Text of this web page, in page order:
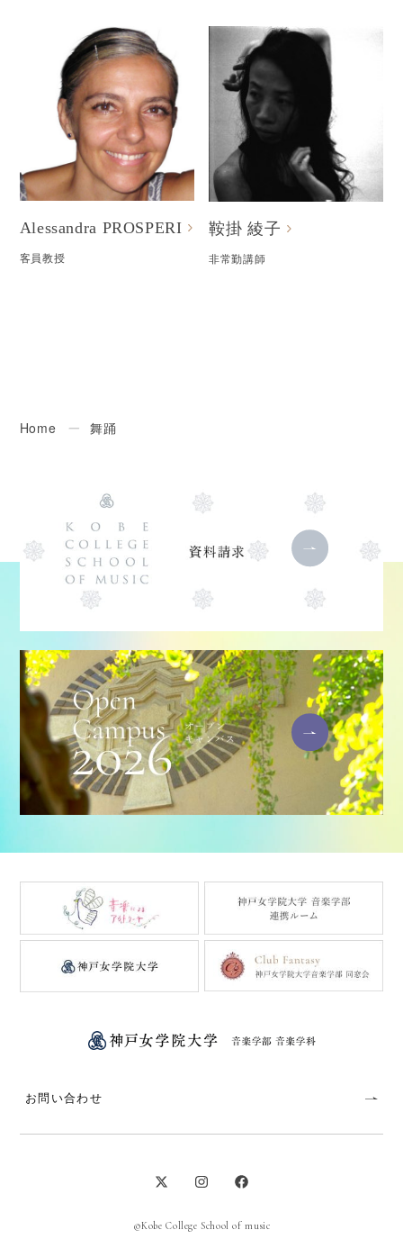
Alessandra PROSPERI
客員教授
鞍掛 綾子
非常勤講師
Home ー 舞踊
お問い合わせ
©Kobe College School of music